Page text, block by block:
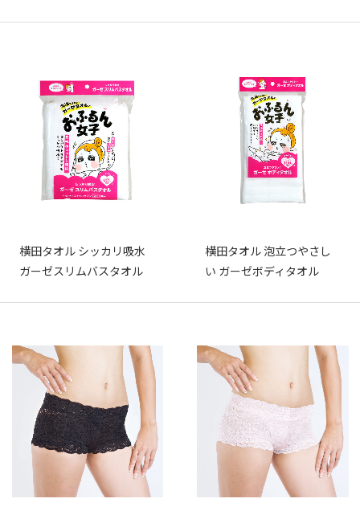
横田タオル シッカリ吸水
ガーゼスリムバスタオル
横田タオル 泡立つやさし
い ガーゼボディタオル